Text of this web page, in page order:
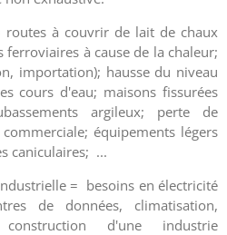
routes à couvrir de lait de chaux
à cause de la chaleur;
importation); hausse du niveau
cours d'eau; maisons fissurées
argileux; perte de
équipements légers
caniculaires; ...
= besoins en électricité
de données, climatisation,
construction d'une industrie